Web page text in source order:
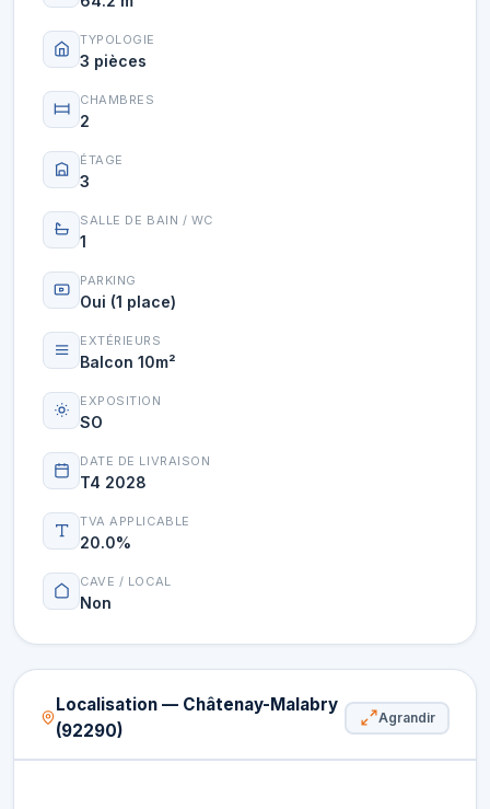
TYPOLOGIE
3 pièces
CHAMBRES
2
ÉTAGE
3
SALLE DE BAIN / WC
1
PARKING
Oui (1 place)
EXTÉRIEURS
Balcon 10m²
EXPOSITION
SO
DATE DE LIVRAISON
T4 2028
TVA APPLICABLE
20.0%
CAVE / LOCAL
Non
Localisation — Châtenay-Malabry
(92290)
Agrandir